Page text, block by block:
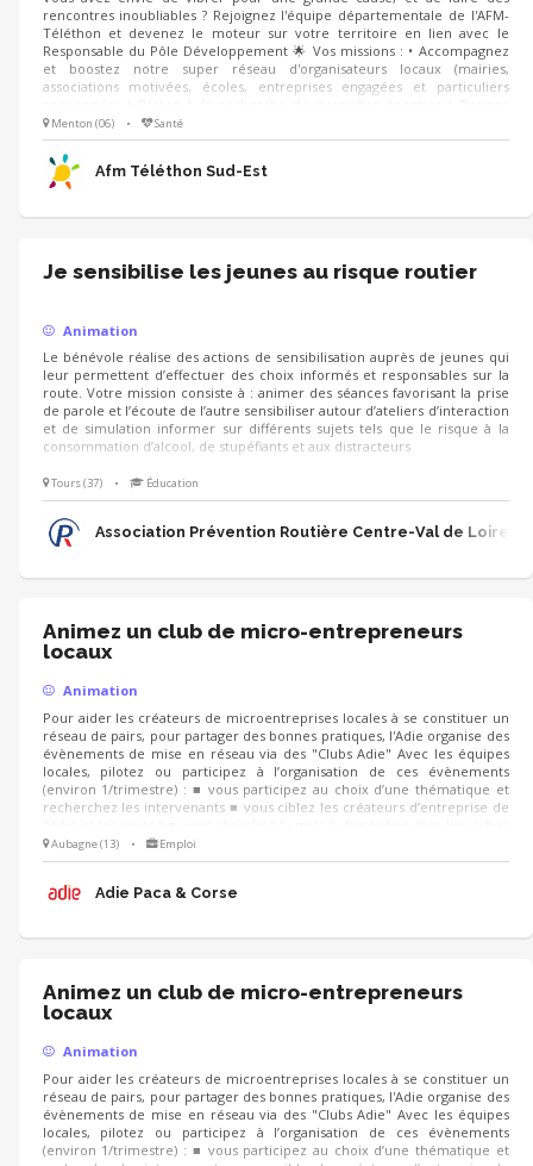
rencontres inoubliables ? Rejoignez l'équipe départementale de l'AFM-
Téléthon et devenez le moteur sur votre territoire en lien avec le
Responsable du Pôle Développement 🌟 Vos missions : • Accompagnez
et boostez notre super réseau d'organisateurs locaux (mairies,
associations motivées, écoles, entreprises engagées et particuliers
envie à de futurs partenaires de se lancer dans l'aventure pour faire
grimper la collecte. • Présentez avec votre coeur les combats, les
victoires et l'univers de l'AFM-Téléthon.
Menton (06) • Santé
Afm Téléthon Sud-Est
Je sensibilise les jeunes au risque routier
Animation
Le bénévole réalise des actions de sensibilisation auprès de jeunes qui
leur permettent d’effectuer des choix informés et responsables sur la
route. Votre mission consiste à : animer des séances favorisant la prise
de parole et l’écoute de l’autre sensibiliser autour d’ateliers d’interaction
et de simulation informer sur différents sujets tels que le risque à la
consommation d’alcool, de stupéfiants et aux distracteurs
Tours (37) • Éducation
Association Prévention Routière Centre-Val de Loire
Animez un club de micro-entrepreneurs
locaux
Animation
Pour aider les créateurs de microentreprises locales à se constituer un
réseau de pairs, pour partager des bonnes pratiques, l'Adie organise des
évènements de mise en réseau via des "Clubs Adie" Avec les équipes
locales, pilotez ou participez à l’organisation de ces évènements
(environ 1/trimestre) : ■ vous participez au choix d’une thématique et
recherchez les intervenants ■ vous ciblez les créateurs d’entreprise de
un partenaire, un client...) et préparez la logistique LE JOUR J, vous
pouvez co-animer les échanges, recueillir la satisfaction et les attentes
Aubagne (13) • Emploi
Adie Paca & Corse
Animez un club de micro-entrepreneurs
locaux
Animation
Pour aider les créateurs de microentreprises locales à se constituer un
réseau de pairs, pour partager des bonnes pratiques, l'Adie organise des
évènements de mise en réseau via des "Clubs Adie" Avec les équipes
locales, pilotez ou participez à l’organisation de ces évènements
(environ 1/trimestre) : ■ vous participez au choix d’une thématique et